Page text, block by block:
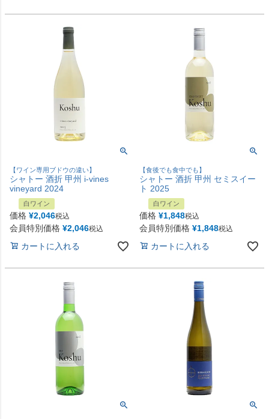
【ワイン専用ブドウの違い】
シャトー 酒折 甲州 i-vines
vineyard 2024
白ワイン
価格 ¥2,046税込
会員特別価格 ¥2,046税込
カートに入れる
【食後でも食中でも】
シャトー 酒折 甲州 セミスイー
ト 2025
白ワイン
価格 ¥1,848税込
会員特別価格 ¥1,848税込
カートに入れる